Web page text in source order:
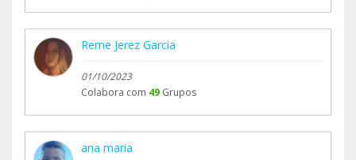
Reme Jerez Garcia
01/10/2023
Colabora com 49 Grupos
ana maria